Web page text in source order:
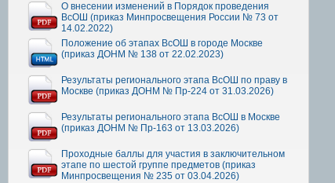
О внесении изменений в Порядок проведения
ВсОШ (приказ Минпросвещения России № 73 от
14.02.2022)
Положение об этапах ВсОШ в городе Москве
(приказ ДОНМ № 138 от 22.02.2023)
Результаты регионального этапа ВсОШ по праву в
Москве (приказ ДОНМ № Пр-224 от 31.03.2026)
Результаты регионального этапа ВсОШ в Москве
(приказ ДОНМ № Пр-163 от 13.03.2026)
Проходные баллы для участия в заключительном
этапе по шестой группе предметов (приказ
Минпросвещения № 235 от 03.04.2026)